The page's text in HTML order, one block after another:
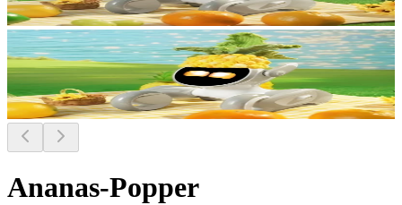
Ananas-Popper